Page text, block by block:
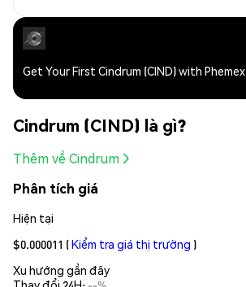
Get Your First Cindrum (CIND) with Phemex
Cindrum (CIND) là gì?
Thêm về Cindrum
Phân tích giá
Hiện tại
$0.000011 (Kiểm tra giá thị trường )
Xu hướng gần đây